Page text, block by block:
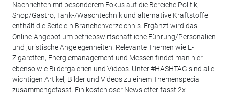
Nachrichten mit besonderem Fokus auf die Bereiche Politik,
Shop/Gastro, Tank-/Waschtechnik und alternative Kraftstoffe
enthält die Seite ein Branchenverzeichnis. Ergänzt wird das
Online-Angebot um betriebswirtschaftliche Führung/Personalien
und juristische Angelegenheiten. Relevante Themen wie E-
Zigaretten, Energiemanagement und Messen findet man hier
ebenso wie Bildergalerien und Videos. Unter #HASHTAG sind alle
wichtigen Artikel, Bilder und Videos zu einem Themenspecial
zusammengefasst. Ein kostenloser Newsletter fasst 2x